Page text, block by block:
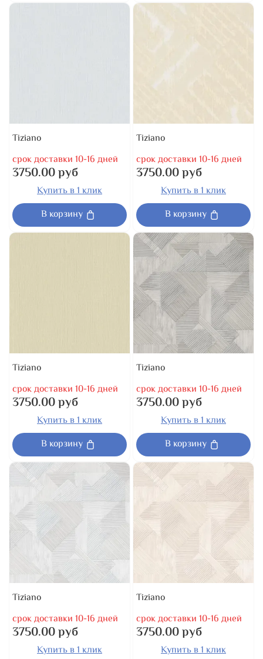
Tiziano
срок доставки 10-16 дней
3750.00 руб
Купить в 1 клик
В корзину
Tiziano
срок доставки 10-16 дней
3750.00 руб
Купить в 1 клик
В корзину
Tiziano
срок доставки 10-16 дней
3750.00 руб
Купить в 1 клик
В корзину
Tiziano
срок доставки 10-16 дней
3750.00 руб
Купить в 1 клик
В корзину
Tiziano
срок доставки 10-16 дней
3750.00 руб
Купить в 1 клик
Tiziano
срок доставки 10-16 дней
3750.00 руб
Купить в 1 клик